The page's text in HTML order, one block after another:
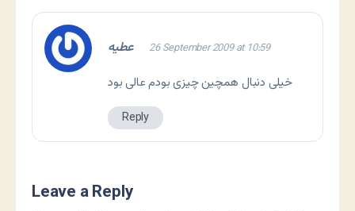
عطیه 26 September 2009 at 10:59
خیلی دنبال همچین چیزی بودم عالی بود
Reply
Leave a Reply